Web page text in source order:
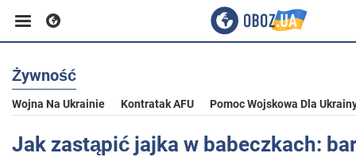
Biznes
Sport
Żywność
Wojna Na Ukrainie Kontratak AFU Pomoc Wojskowa Dla
Jak zastąpić jajka w babeczkach: